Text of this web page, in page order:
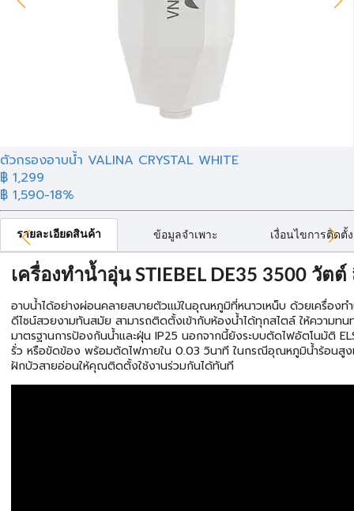
ตัวกรองอาบน้ำ VALINA CRYSTAL WHITE
฿ 1,299
฿ 1,590-18%
รายละเอียดสินค้า ข้อมูลจำเพาะ เงื่อนไขการติดตั้ง
เครื่องทำน้ำอุ่น STIEBEL DE35 3500 วัตต์
อาบน้ำได้อย่างผ่อนคลายสบายตัวแม้ในอุณหภูมิที่หนาวเหน็บ ด้วยเครื่องทำ
ดีไซน์สวยงามทันสมัย สามารถติดตั้งเข้ากับห้องน้ำได้ทุกสไตล์ ให้ความทน
มาตรฐานการป้องกันน้ำและฝุ่น IP25 นอกจากนี้ยังระบบตัดไฟอัตโนมัติ
รั่ว หรือขัดข้อง พร้อมตัดไฟภายใน 0.03 วินาที ในกรณีอุณหภูมิน้ำร้อนสู
ฝักบัวสายอ่อนให้คุณติดตั้งใช้งานร่วมกันได้ทันที